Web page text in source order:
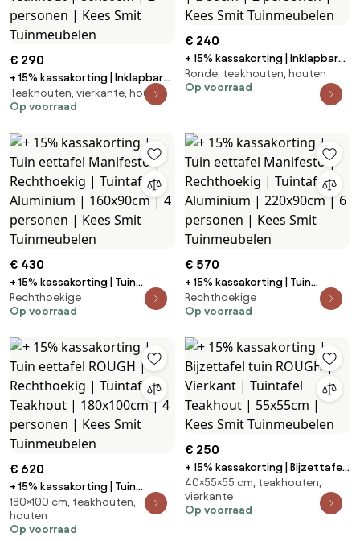
€ 290
+ 15% kassakorting | Inklapbare
tafel Sunyard | Vierkant |
Tuintafel Teakhout | 80x80cm |
Tuinmeubelen
Teakhouten, vierkante, houten
Op voorraad
€ 240
+ 15% kassakorting | Inklapbare
tafel Sunyard | Rond | Tuintafel
Teakhout | Ø80cm | 2 personen
Ronde, teakhouten, houten
Op voorraad
€ 430
+ 15% kassakorting | Tuin
eettafel Manifesto |
Rechthoekig | Tuintafel
personen | Kees Smit
Tuinmeubelen
Rechthoekige
Op voorraad
€ 570
+ 15% kassakorting | Tuin
eettafel Manifesto |
Rechthoekig | Tuintafel
personen | Kees Smit
Tuinmeubelen
Rechthoekige
Op voorraad
€ 620
+ 15% kassakorting | Tuin
eettafel ROUGH | Rechthoekig |
Tuintafel Teakhout | 180x100cm
| 4 personen | Kees Smit
180×100 cm, teakhouten,
houten
Op voorraad
€ 250
+ 15% kassakorting | Bijzettafel
tuin ROUGH | Vierkant | Tuintafel
Teakhout | 55x55cm | Kees Smit
Tuinmeubelen
40×55×55 cm, teakhouten,
vierkante
Op voorraad